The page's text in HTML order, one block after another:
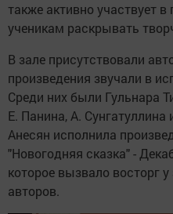
также активно участвует
ученикам раскрывать
В зале присутствовали
произведения звучали в
Среди них были Гульнара
Е. Панина, А.
Анесян исполнила
"Новогодняя сказка" -
которое вызвало восторг
авторов.